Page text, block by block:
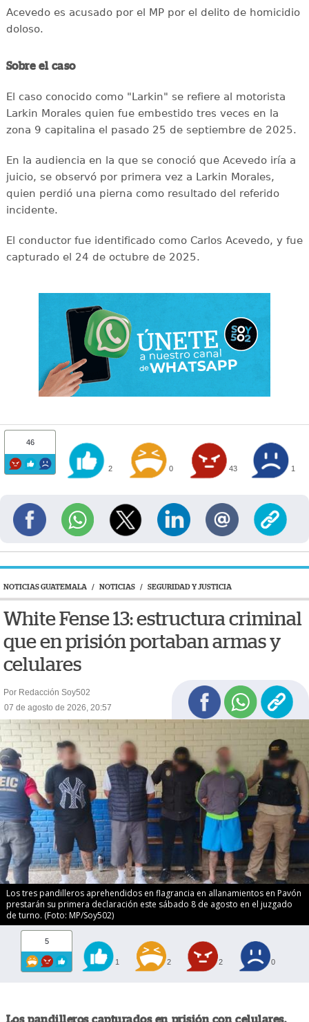
Acevedo es acusado por el MP por el delito de homicidio
doloso.
Sobre el caso
El caso conocido como "Larkin" se refiere al motorista
Larkin Morales quien fue embestido tres veces en la
zona 9 capitalina el pasado 25 de septiembre de 2025.
En la audiencia en la que se conoció que Acevedo iría a
juicio, se observó por primera vez a Larkin Morales,
quien perdió una pierna como resultado del referido
incidente.
El conductor fue identificado como Carlos Acevedo, y fue
capturado el 24 de octubre de 2025.
46
2 0 43 1
NOTICIAS GUATEMALA / NOTICIAS / SEGURIDAD Y JUSTICIA
White Fense 13: estructura criminal
que en prisión portaban armas y
celulares
Por Redacción Soy502
07 de agosto de 2026, 20:57
Los tres pandilleros aprehendidos en flagrancia en allanamientos en Pavón
prestarán su primera declaración este sábado 8 de agosto en el juzgado
de turno. (Foto: MP/Soy502)
5
1 2 2 0
Los pandilleros capturados en prisión con celulares,